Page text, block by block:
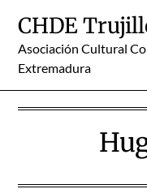
content
CHDE
Asociación Cultural
Extremadura